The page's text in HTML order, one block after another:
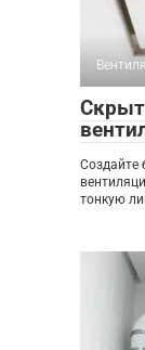
Создайте
тонкую